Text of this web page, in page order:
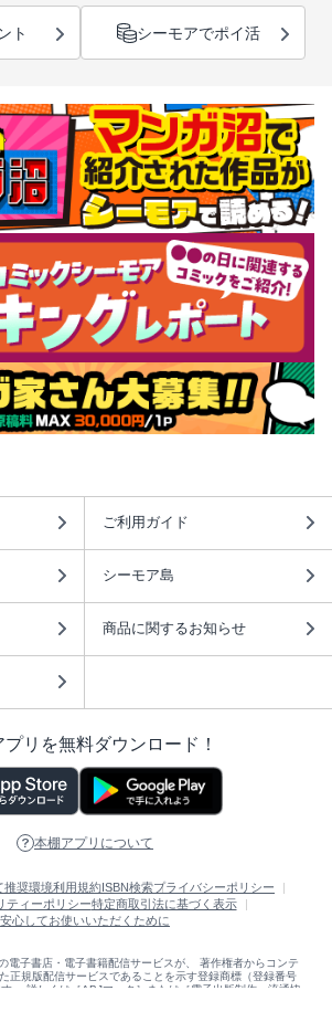
ト シーモアでポイ活
ご利用ガイド
シーモア島
商品に関するお知らせ
プリを無料ダウンロード！
本棚アプリについて
推奨環境利用規約 ISBN検索プライバシーポリシー
ティーポリシー特定商取引法に基づく表示
安心してお使いいただくために
電子書店・電子書籍配信サービスが、 著作権者からコンテ
正規版配信サービスであることを示す登録商標（登録番号
。 詳しくは［ABJマーク］または［電子出版制作・流通協